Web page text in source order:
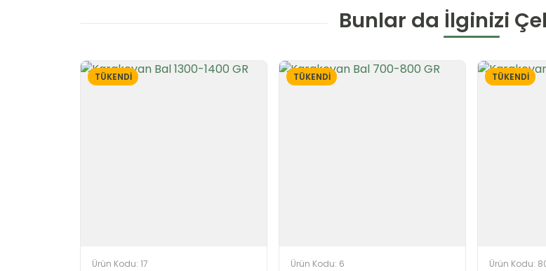
Bunlar da İlginizi
TÜKENDİ
Ürün Kodu: 17
TÜKENDİ
Ürün Kodu: 6
TÜKENDİ
Ürün Kodu: